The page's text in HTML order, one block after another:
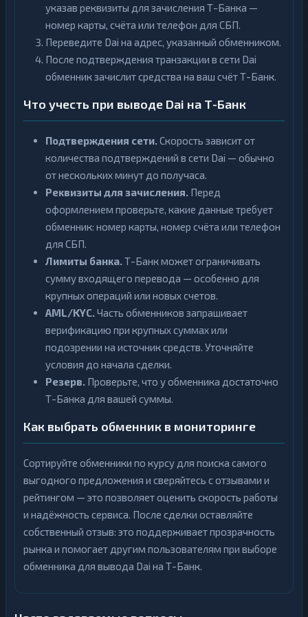
указав реквизиты для зачисления Т-Банка —
номер карты, счёта или телефон для СБП.
Переведите Dai на адрес, указанный обменником.
После подтверждения транзакции в сети Dai
обменник зачислит средства на ваш счёт Т-Банк.
Что учесть при выводе Dai на Т-Банк
Подтверждения сети.Скорость зависит от
количества подтверждений в сети Dai — обычно
от нескольких минут до получаса.
Реквизиты для зачисления. Перед
оформлением проверьте, какие данные требует
обменник: номер карты, номер счёта или телефон
для СБП.
Лимиты банка.Т-Банк может ограничивать
сумму входящего перевода — особенно для
крупных операций или новых счетов.
AML/KYC.Часть обменников запрашивает
верификацию при крупных суммах или
подозрении на источник средств. Уточняйте
условия до начала сделки.
Резерв. Проверьте, что у обменника достаточно
Т-Банка для вашей суммы.
Как выбрать обменник в мониторинге
Сортируйте обменники по курсу для поиска самого
выгодного предложения и сверяйтесь с отзывами и
рейтингом — это позволяет оценить скорость работы
и надёжность сервиса. После сделки оставляйте
собственный отзыв: это поддерживает прозрачность
рынка и помогает другим пользователям при выборе
обменника для вывода Dai на Т-Банк.